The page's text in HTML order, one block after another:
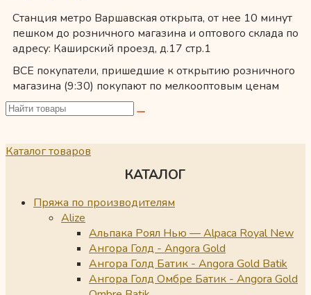
Станция метро Варшавская открыта, от нее 10 минут
пешком до розничного магазина и оптового склада по
адресу: Каширский проезд, д.17 стр.1
ВСЕ покупатели, пришедшие к открытию розничного
магазина (9:30) покупают по мелкооптовым ценам
Каталог товаров
КАТАЛОГ
Пряжа по производителям
Alize
Альпака Роял Нью — Alpaca Royal New
Ангора Голд - Angora Gold
Ангора Голд Батик - Angora Gold Batik
Ангора Голд Омбре Батик - Angora Gold